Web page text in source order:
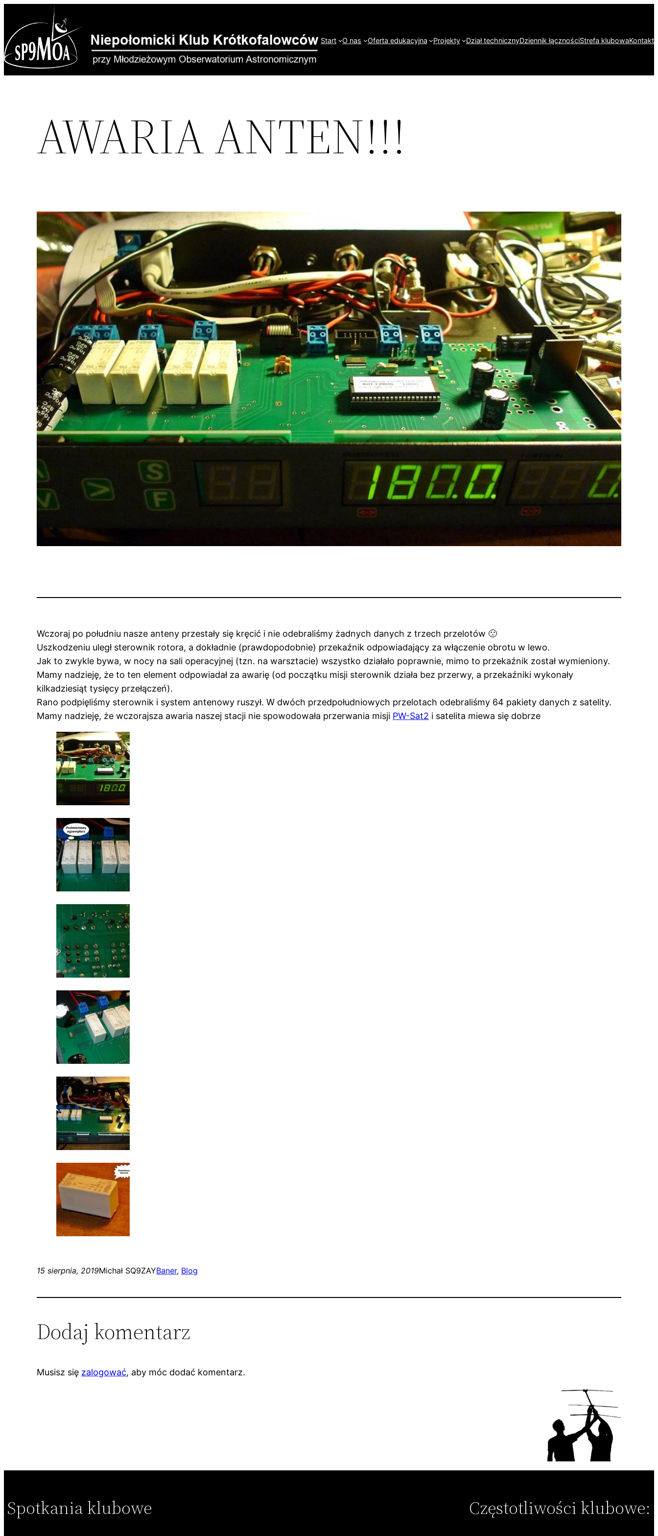
treści
Start O nas Oferta edukacyjna Projekty Dział technicznyDziennik łącznościStrefa klubowaKontakt
AWARIA ANTEN!!!
Wczoraj po południu nasze anteny przestały się kręcić i nie odebraliśmy żadnych danych z trzech przelotów 🙁
Uszkodzeniu uległ sterownik rotora, a dokładnie (prawdopodobnie) przekaźnik odpowiadający za włączenie obrotu w lewo.
Jak to zwykle bywa, w nocy na sali operacyjnej (tzn. na warsztacie) wszystko działało poprawnie, mimo to przekaźnik został wymieniony.
Mamy nadzieję, że to ten element odpowiadał za awarię (od początku misji sterownik działa bez przerwy, a przekaźniki wykonały
kilkadziesiąt tysięcy przełączeń).
Rano podpięliśmy sterownik i system antenowy ruszył. W dwóch przedpołudniowych przelotach odebraliśmy 64 pakiety danych z satelity.
Mamy nadzieję, że wczorajsza awaria naszej stacji nie spowodowała przerwania misji PW-Sat2 i satelita miewa się dobrze
15 sierpnia, 2019Michał SQ9ZAYBaner, Blog
Dodaj komentarz
Musisz się zalogować, aby móc dodać komentarz.
Spotkania klubowe Częstotliwości klubowe: